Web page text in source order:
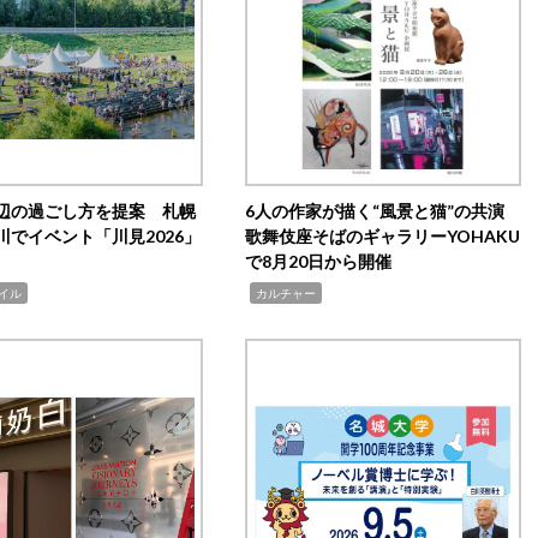
の過ごし方を提案 札幌
でイベント「川見2026」
ル
6人の作家が描く“風景と猫”の共演
歌舞伎座そばのギャラリーYOHAKU
で8月20日から開催
カルチャー